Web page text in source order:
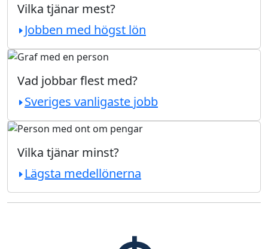
Vilka tjänar mest?
Jobben med högst lön
Vad jobbar flest med?
Sveriges vanligaste jobb
Vilka tjänar minst?
Lägsta medellönerna